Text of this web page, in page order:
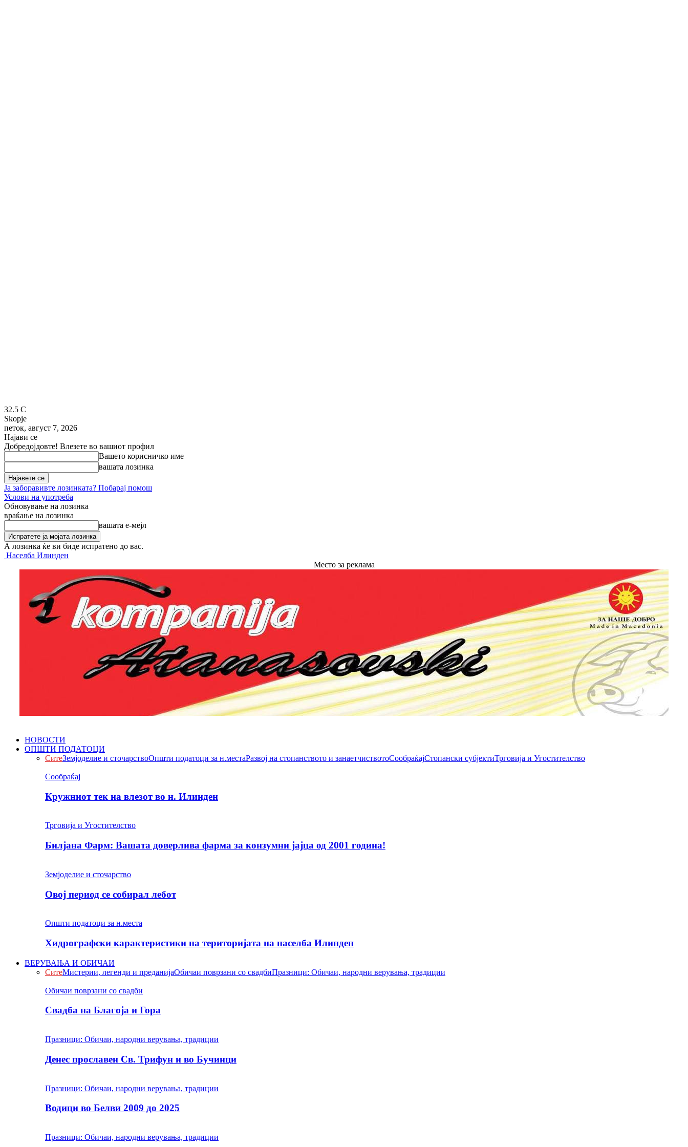
32.5 C
Skopje
петок, август 7, 2026
Најави се
Добредојдовте! Влезете во вашиот профил
Вашето корисничко име
вашата лозинка
Ја заборавивте лозинката? Побарај помош
Услови на употреба
Обновување на лозинка
враќање на лозинка
вашата е-мејл
А лозинка ќе ви биде испратено до вас.
Населба Илинден
Место за реклама
НОВОСТИ
ОПШТИ ПОДАТОЦИ
СитеЗемјоделие и сточарствоОпшти податоци за н.местаРазвој на стопанството и занаетчиствотоСообраќајСтопански субјектиТрговија и Угостителство
Сообраќај
Кружниот тек на влезот во н. Илинден
Трговија и Угостителство
Билјана Фарм: Вашата доверлива фарма за конзумни јајца од 2001 година!
Земјоделие и сточарство
Овој период се собирал лебот
Општи податоци за н.места
Хидрографски карактеристики на територијата на населба Илинден
ВЕРУВАЊА И ОБИЧАИ
СитеМистерии, легенди и преданијаОбичаи поврзани со свадбиПразници: Обичаи, народни верувања, традиции
Обичаи поврзани со свадби
Свадба на Благоја и Гора
Празници: Обичаи, народни верувања, традиции
Денес прославен Св. Трифун и во Бучинци
Празници: Обичаи, народни верувања, традиции
Водици во Белви 2009 до 2025
Празници: Обичаи, народни верувања, традиции